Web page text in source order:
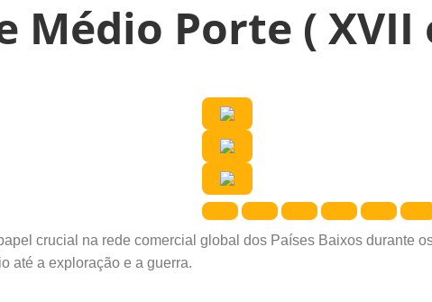
Médio Porte ( XVII
crucial na rede comercial global dos Países Baixos durante
até a exploração e a guerra.